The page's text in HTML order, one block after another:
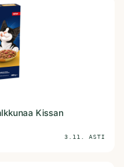
Kissan
3.11. ASTI